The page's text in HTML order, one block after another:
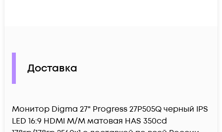
Доставка
Монитор Digma 27" Progress 27P505Q черный IPS
LED 16:9 HDMI M/M матовая HAS 350cd